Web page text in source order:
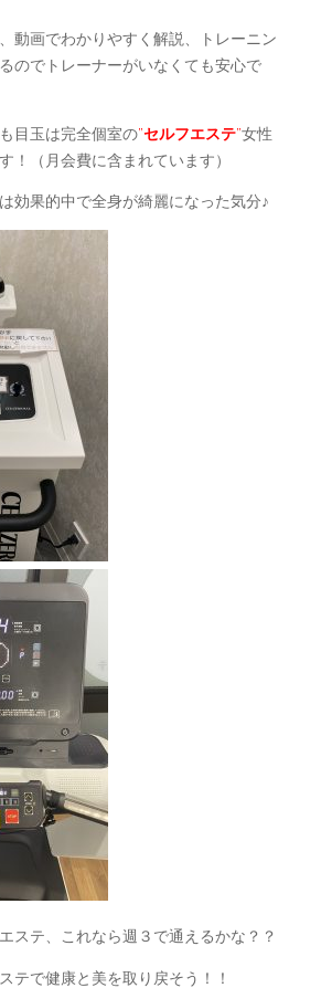
動画でわかりやすく解説、トレーニン
のでトレーナーがいなくても安心で
目玉は完全個室の”セルフエステ”女性
！（月会費に含まれています）
効果的中で全身が綺麗になった気分♪
ステ、これなら週３で通えるかな？？
テで健康と美を取り戻そう！！